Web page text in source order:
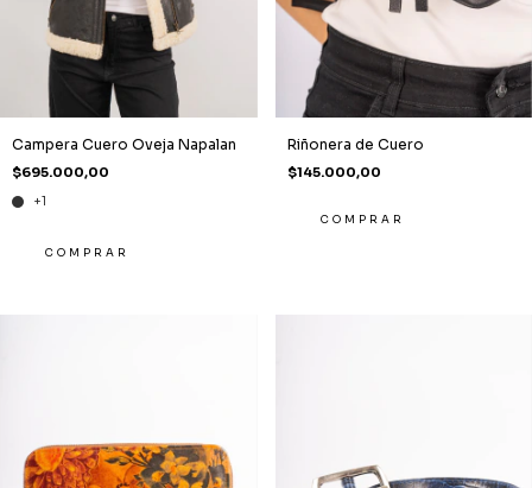
Campera Cuero Oveja Napalan
$695.000,00
+1
COMPRAR
Riñonera de Cuero
$145.000,00